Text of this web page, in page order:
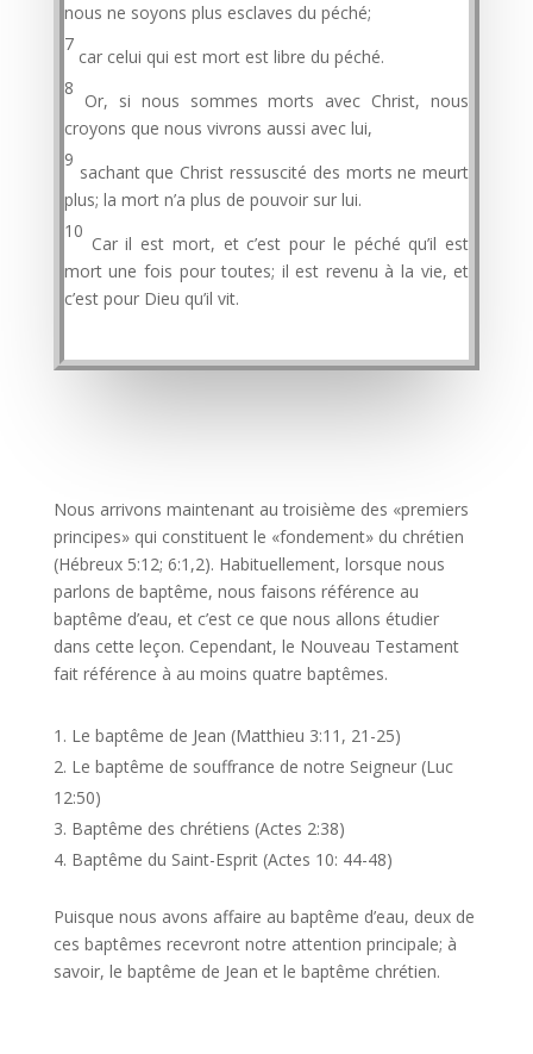
nous ne soyons plus esclaves du péché;
7
car celui qui est mort est libre du péché.
8
Or, si nous sommes morts avec Christ, nous
croyons que nous vivrons aussi avec lui,
9
sachant que Christ ressuscité des morts ne meurt
plus; la mort n’a plus de pouvoir sur lui.
10
Car il est mort, et c’est pour le péché qu’il est
mort une fois pour toutes; il est revenu à la vie, et
c’est pour Dieu qu’il vit.
Nous arrivons maintenant au troisième des «premiers
principes» qui constituent le «fondement» du chrétien
(Hébreux 5:12; 6:1,2). Habituellement, lorsque nous
parlons de baptême, nous faisons référence au
baptême d’eau, et c’est ce que nous allons étudier
dans cette leçon. Cependant, le Nouveau Testament
fait référence à au moins quatre baptêmes.
Le baptême de Jean (Matthieu 3:11, 21-25)
Le baptême de souffrance de notre Seigneur (Luc
12:50)
Baptême des chrétiens (Actes 2:38)
Baptême du Saint-Esprit (Actes 10: 44-48)
Puisque nous avons affaire au baptême d’eau, deux de
ces baptêmes recevront notre attention principale; à
savoir, le baptême de Jean et le baptême chrétien.